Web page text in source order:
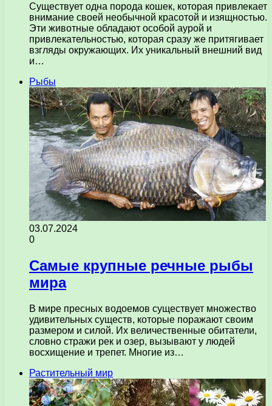
Существует одна порода кошек, которая привлекает
внимание своей необычной красотой и изящностью.
Эти животные обладают особой аурой и
привлекательностью, которая сразу же притягивает
взгляды окружающих. Их уникальный внешний вид
и…
Рыбы
03.07.2024
0
Самые крупные речные рыбы
мира
В мире пресных водоемов существует множество
удивительных существ, которые поражают своим
размером и силой. Их величественные обитатели,
словно стражи рек и озер, вызывают у людей
восхищение и трепет. Многие из…
Растительный мир